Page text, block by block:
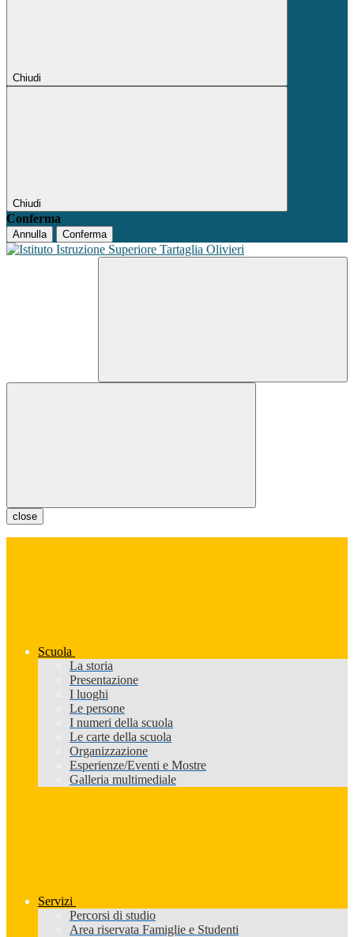
Chiudi
Chiudi
Conferma
Annulla Conferma
close
Scuola
La storia
Presentazione
I luoghi
Le persone
I numeri della scuola
Le carte della scuola
Organizzazione
Esperienze/Eventi e Mostre
Galleria multimediale
Servizi
Percorsi di studio
Area riservata Famiglie e Studenti